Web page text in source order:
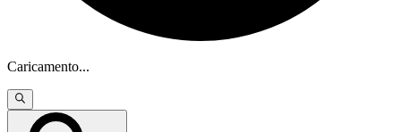
Caricamento...